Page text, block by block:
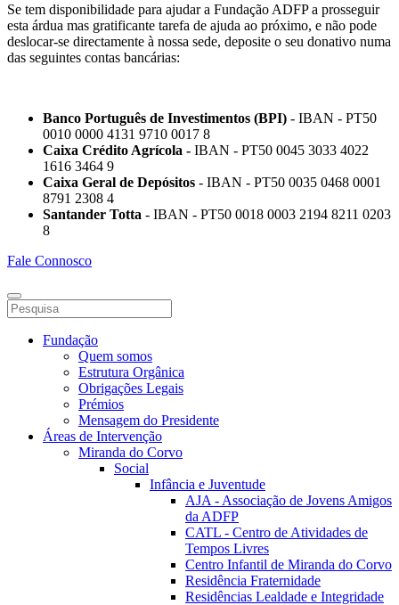
Se tem disponibilidade para ajudar a Fundação ADFP a prosseguir
esta árdua mas gratificante tarefa de ajuda ao próximo, e não pode
deslocar-se directamente à nossa sede, deposite o seu donativo numa
das seguintes contas bancárias:
Banco Português de Investimentos (BPI) - IBAN - PT50
0010 0000 4131 9710 0017 8
Caixa Crédito Agrícola - IBAN - PT50 0045 3033 4022
1616 3464 9
Caixa Geral de Depósitos - IBAN - PT50 0035 0468 0001
8791 2308 4
Santander Totta - IBAN - PT50 0018 0003 2194 8211 0203
8
Fale Connosco
Fundação
Quem somos
Estrutura Orgânica
Obrigações Legais
Prémios
Mensagem do Presidente
Áreas de Intervenção
Miranda do Corvo
Social
Infância e Juventude
AJA - Associação de Jovens Amigos
da ADFP
CATL - Centro de Atividades de
Tempos Livres
Centro Infantil de Miranda do Corvo
Residência Fraternidade
Residências Lealdade e Integridade